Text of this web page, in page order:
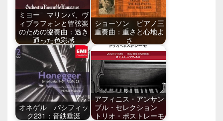
ミヨー マリンバ、ヴ
ィブラフォンと管弦楽
のための協奏曲：透き
通った色彩感
ショーソン ピアノ三
重奏曲：重さと心地よ
さ
オネゲル パシフィッ
ク231：音鉄垂涎
アフィニス・アンサン
ブル・セレクション
トリオ・ポストレーモ